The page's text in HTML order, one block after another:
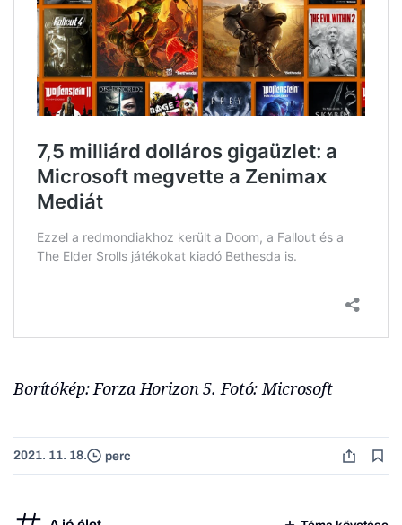
Borítókép: Forza Horizon 5. Fotó: Microsoft
2021. 11. 18. perc